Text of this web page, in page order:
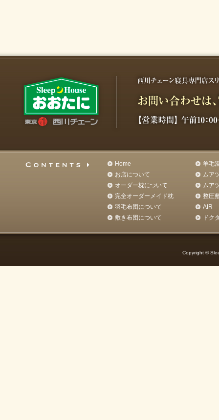
Home
お店について
オーダー枕について
完全オーダーメイド枕
羽毛布団について
敷き布団について
羊毛
ムア
ムア
整圧
AIR
ドク
Copyright ©